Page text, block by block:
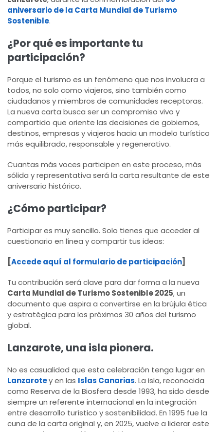
aniversario de la Carta Mundial de Turismo
Sostenible.
¿Por qué es importante tu
participación?
Porque el turismo es un fenómeno que nos involucra a
todos, no solo como viajeros, sino también como
ciudadanos y miembros de comunidades receptoras.
La nueva carta busca ser un compromiso vivo y
compartido que oriente las decisiones de gobiernos,
destinos, empresas y viajeros hacia un modelo turístico
más equilibrado, responsable y regenerativo.
Cuantas más voces participen en este proceso, más
sólida y representativa será la carta resultante de este
aniversario histórico.
¿Cómo participar?
Participar es muy sencillo. Solo tienes que acceder al
cuestionario en línea y compartir tus ideas:
[Accede aquí al formulario de participación]
Tu contribución será clave para dar forma a la nueva
Carta Mundial de Turismo Sostenible 2025, un
documento que aspira a convertirse en la brújula ética
y estratégica para los próximos 30 años del turismo
global.
Lanzarote, una isla pionera.
No es casualidad que esta celebración tenga lugar en
Lanzarotey en las Islas Canarias. La isla, reconocida
como Reserva de la Biosfera desde 1993, ha sido desde
siempre un referente internacional en la integración
entre desarrollo turístico y sostenibilidad. En 1995 fue la
cuna de la carta original y, en 2025, vuelve a liderar este